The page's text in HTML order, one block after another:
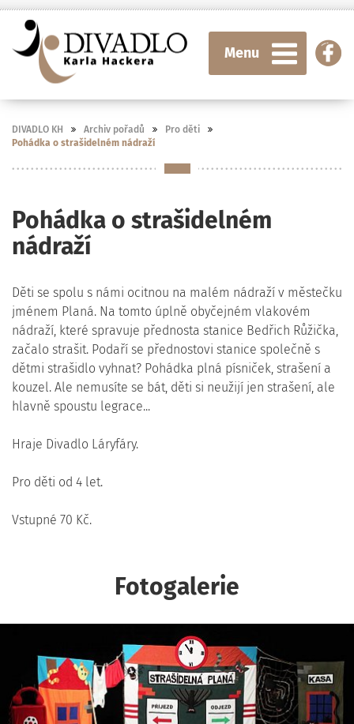
Menu
DIVADLO KH Archiv pořadů
Pro děti
Pohádka o strašidelném nádraží
Pohádka o strašidelném
nádraží
Děti se spolu s námi ocitnou na malém nádraží v městečku
jménem Planá. Na tomto úplně obyčejném vlakovém
nádraží, které spravuje přednosta stanice Bedřich Růžička,
začalo strašit. Podaří se přednostovi stanice společně s
dětmi strašidlo vyhnat? Pohádka plná písniček, strašení a
kouzel. Ale nemusíte se bát, děti si neužijí jen strašení, ale
hlavně spoustu legrace...
Hraje Divadlo Láryfáry.
Pro děti od 4 let.
Vstupné 70 Kč.
Fotogalerie